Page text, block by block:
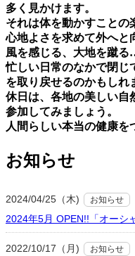
多く⾒かけます。
それは体を動かすことの
⼼地よさを求めて外へと
⾵を感じる、⼤地を蹴る
忙しい⽇常のなかで閉じ
を取り戻せるのかもしれ
休⽇は、各地の美しい⾃
参加してみましょう。
⼈間らしい本当の健康を
お知らせ
2024/04/25（木) お知らせ
2024年5月 OPEN!!「オーシ
2022/10/17（月) お知らせ